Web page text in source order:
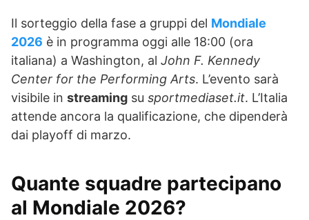
Il sorteggio della fase a gruppi del Mondiale
2026 è in programma oggi alle 18:00 (ora
italiana) a Washington, al John F. Kennedy
Center for the Performing Arts. L’evento sarà
visibile in streaming su sportmediaset.it. L’Italia
attende ancora la qualificazione, che dipenderà
dai playoff di marzo.
Quante squadre partecipano
al Mondiale 2026?